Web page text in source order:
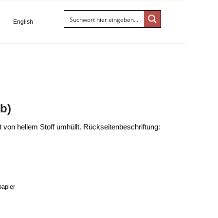
English
hellem Stoff umhüllt. Rückseitenbeschriftung: